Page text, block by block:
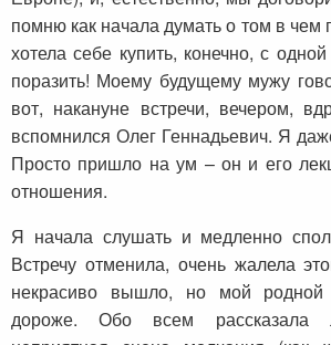
помню как начала думать о том в чем
хотела себе купить, конечно, с
поразить! Моему будущему мужу
вот, накануне встречи, вечером,
вспомнился Олег Геннадьевич. Я
Просто пришло на ум – он и его
отношения.
Я начала слушать и медленно
Встречу отменила, очень жалела
некрасиво вышло, но мой
дороже. Обо всем рассказала